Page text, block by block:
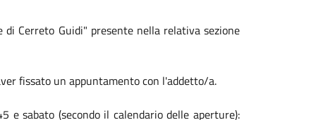
Cerreto Guidi" presente nella relativa sezione
fissato un appuntamento con l'addetto/a.
e sabato (secondo il calendario delle aperture):